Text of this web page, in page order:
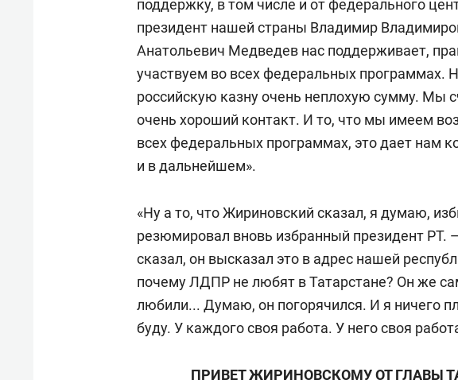
поддержку, в том числе и от федерального
президент нашей страны Владимир
Анатольевич Медведев нас поддерживает,
участвуем во всех федеральных программах.
российскую казну очень неплохую сумму. Мы
очень хороший контакт. И то, что мы имеем
всех федеральных программах, это дает нам
и в дальнейшем».
«Ну а то, что Жириновский сказал, я думаю,
резюмировал вновь избранный президент РТ.
сказал, он высказал это в адрес нашей
почему ЛДПР не любят в Татарстане? Он же
любили... Думаю, он погорячился. И я ничего
буду. У каждого своя работа. У него своя
ПРИВЕТ ЖИРИНОВСКОМУ ОТ ГЛАВЫ